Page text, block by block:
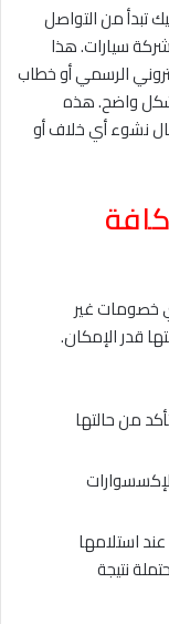
تبدأ من التواصل
سيارات. هذا
الرسمي أو خطاب
واضح. هذه
نشوء أي خلاف أو
خصومات غير
قدر الإمكان.
من حالتها
عند استلامها
نتيجة